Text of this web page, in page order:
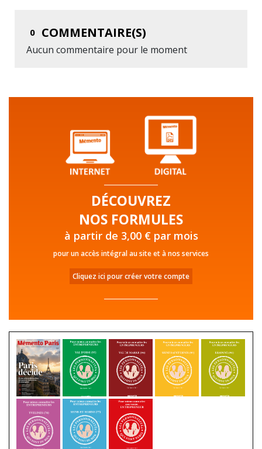
0 COMMENTAIRE(S)
Aucun commentaire pour le moment
DÉCOUVREZ
NOS FORMULES
à partir de 3,00 € par mois
pour un accès intégral au site et à nos services
Cliquez ici pour créer votre compte